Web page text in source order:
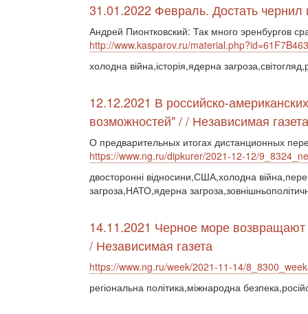
31.01.2022 Февраль. Достать чернил
Андрей Пионтковский: Так много эренбургов
http://www.kasparov.ru/
холодна війна,історія,ядерна
12.12.2021 В российско-
возможностей" / / Независимая газета
О предварительных итогах дистанционных
https://www.ng.ru/dipkurer/2021-12-12/
двосторонні відносини,США,холодна
загроза,НАТО,ядерна
14.11.2021 Черное море
/ Независимая газета
https://www.ng.ru/week/2021-11-14/
регіональна політика,міжнародна